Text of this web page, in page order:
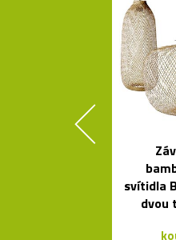
svítidla
dvou